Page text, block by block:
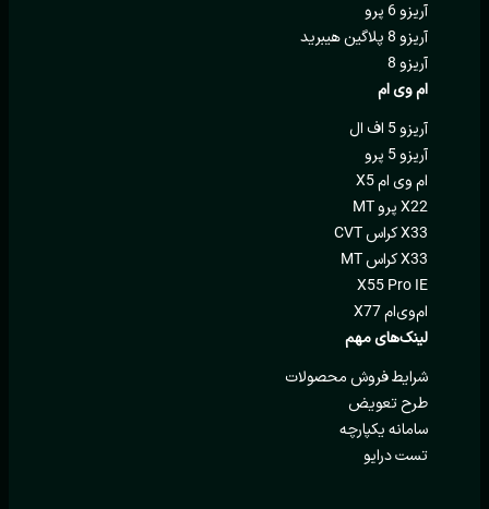
آریزو 6 پرو
آریزو 8 پلاگین هیبرید
آریزو 8
ام وی ام
آریزو 5 اف ال
آریزو 5 پرو
ام وی ام X5
X22 پرو MT
X33 کراس CVT
X33 کراس MT
X55 Pro IE
ام‌وی‌ام X77
لینک‌های مهم
شرایط فروش محصولات
طرح تعویض
سامانه یکپارچه
تست درایو